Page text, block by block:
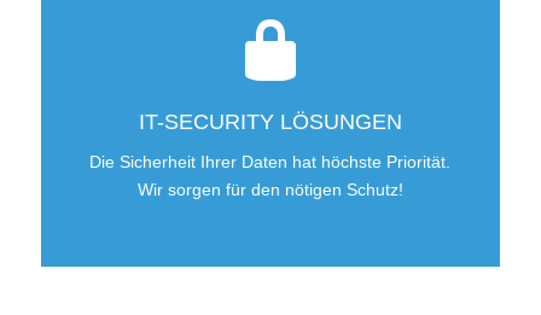
IT-SECURITY LÖSUNGEN
Die Sicherheit Ihrer Daten hat höchste Priorität.
Wir sorgen für den nötigen Schutz!